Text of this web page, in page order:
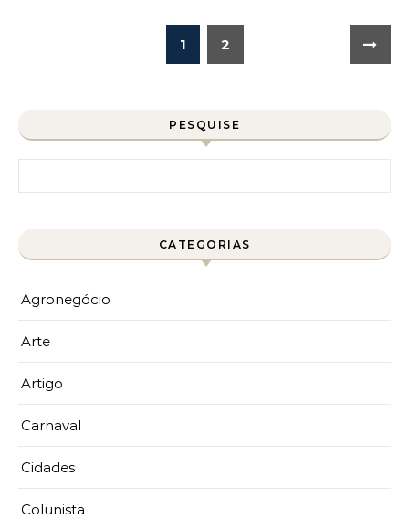
1 2
PESQUISE
CATEGORIAS
Agronegócio
Arte
Artigo
Carnaval
Cidades
Colunista